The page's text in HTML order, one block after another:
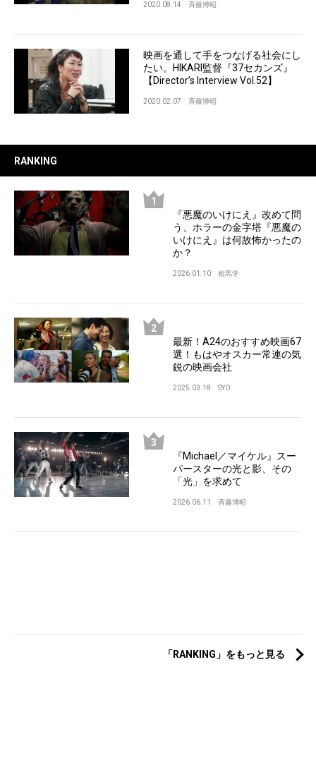
2020.08.14 斉藤博昭
映画を通して手をつなげる社会にし
たい。HIKARI監督『37セカンズ』
【Director’s Interview Vol.52】
2020.02.07 斉藤博昭
RANKING
『悪魔のいけにえ』改めて問
う、ホラーの金字塔『悪魔の
いけにえ』は何故怖かったの
か？
2026.01.10 相馬学
最新！A24のおすすめ映画67
選！もはやオスカー常連の気
鋭の映画会社
2025.03.18 SYO
『Michael／マイケル』スー
パースターの光と影、その
「光」を求めて
2026.06.11 斉藤博昭
「RANKING」をもっと見る